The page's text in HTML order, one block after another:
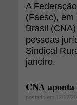
A
(Faesc),
Brasil
pessoas
Sindical
janeiro.
CNA aponta
postado em 12/12/